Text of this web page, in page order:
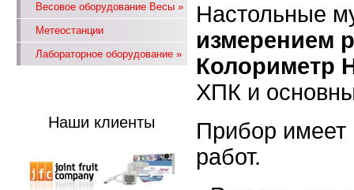
Весовое оборудование Весы»
Метеостанции
Лабораторное оборудование»
Наши клиенты
Настольные
измерением
Колориметр
ХПК и
Прибор имеет
работ.